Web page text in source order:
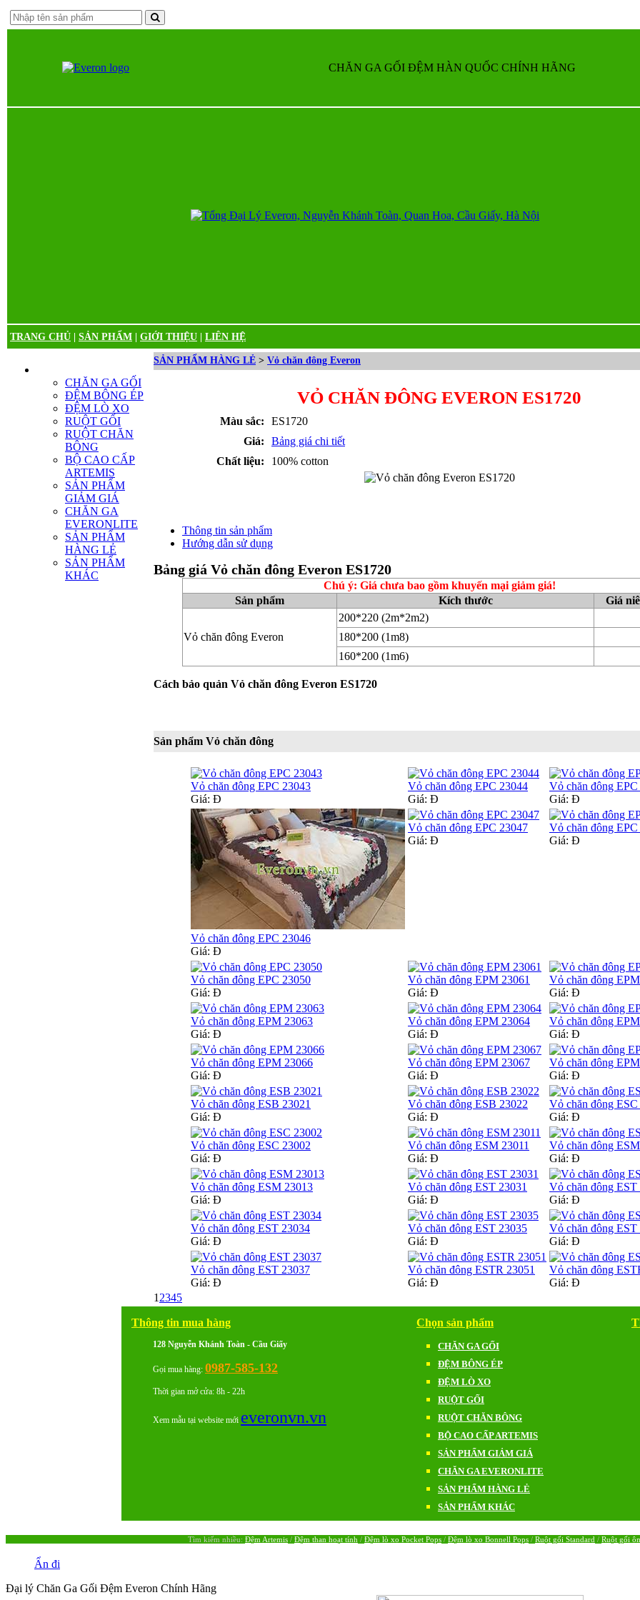
CHĂN GA GỐI ĐỆM HÀN QUỐC CHÍNH HÃNG
TRANG CHỦ SẢN PHẨM GIỚI THIỆU LIÊN HỆ
CHĂN GA GỐI
ĐỆM BÔNG ÉP
ĐỆM LÒ XO
RUỘT GỐI
RUỘT CHĂN
BÔNG
BỘ CAO CẤP
ARTEMIS
SẢN PHẨM
GIẢM GIÁ
CHĂN GA
EVERONLITE
SẢN PHẨM
HÀNG LẺ
SẢN PHẨM
KHÁC
SẢN PHẨM HÀNG LẺ > Vỏ chăn đông Everon
VỎ CHĂN ĐÔNG EVERON ES1720
Màu sắc:
ES1720
Giá:
Bảng giá chi tiết
Chất liệu:
100% cotton
Thông tin sản phẩm
Hướng dẫn sử dụng
Bảng giá Vỏ chăn đông Everon ES1720
Chú ý: Giá chưa bao gồm khuyến mại giảm giá!
Sản phẩm
Kích thước Giá
Vỏ chăn đông Everon
200*220 (2m*2m2)
180*200 (1m8)
160*200 (1m6)
Cách bảo quản Vỏ chăn đông Everon ES1720
Sản phẩm Vỏ chăn đông
Vỏ chăn đông EPC 23043
Giá: Đ
Vỏ chăn đông EPC 23044
Giá: Đ
Vỏ chăn đông
Giá: Đ
Vỏ chăn đông EPC 23046
Giá: Đ
Vỏ chăn đông EPC 23047
Giá: Đ
Vỏ chăn đông
Giá: Đ
Vỏ chăn đông EPC 23050
Giá: Đ
Vỏ chăn đông EPM 23061
Giá: Đ
Vỏ chăn đông
Giá: Đ
Vỏ chăn đông EPM 23063
Giá: Đ
Vỏ chăn đông EPM 23064
Giá: Đ
Vỏ chăn đông
Giá: Đ
Vỏ chăn đông EPM 23066
Giá: Đ
Vỏ chăn đông EPM 23067
Giá: Đ
Vỏ chăn đông
Giá: Đ
Vỏ chăn đông ESB 23021
Giá: Đ
Vỏ chăn đông ESB 23022
Giá: Đ
Vỏ chăn đông ESC
Giá: Đ
Vỏ chăn đông ESC 23002
Giá: Đ
Vỏ chăn đông ESM 23011
Giá: Đ
Vỏ chăn đông
Giá: Đ
Vỏ chăn đông ESM 23013
Giá: Đ
Vỏ chăn đông EST 23031
Giá: Đ
Vỏ chăn đông EST
Giá: Đ
Vỏ chăn đông EST 23034
Giá: Đ
Vỏ chăn đông EST 23035
Giá: Đ
Vỏ chăn đông EST
Giá: Đ
Vỏ chăn đông EST 23037
Giá: Đ
Vỏ chăn đông ESTR 23051
Giá: Đ
Vỏ chăn đông
Giá: Đ
1 2345
Thông tin mua hàng Chọn sản phẩm
128 Nguyễn Khánh Toàn - Cầu Giấy
Gọi mua hàng: 0987-585-132
Thời gian mở cửa: 8h - 22h
Xem mẫu tại website mới everonvn.vn
CHĂN GA GỐI
ĐỆM BÔNG ÉP
ĐỆM LÒ XO
RUỘT GỐI
RUỘT CHĂN BÔNG
BỘ CAO CẤP ARTEMIS
SẢN PHẨM GIẢM GIÁ
CHĂN GA EVERONLITE
SẢN PHẨM HÀNG LẺ
SẢN PHẨM KHÁC
Tìm kiếm nhiều: Đệm Artemis / Đệm than hoạt tính / Đệm lò xo Pocket Pops / Đệm lò xo Bonnell Pops / Ruột gối Standard / Ruột gối
Ẩn đi
Đại lý Chăn Ga Gối Đệm Everon Chính Hãng